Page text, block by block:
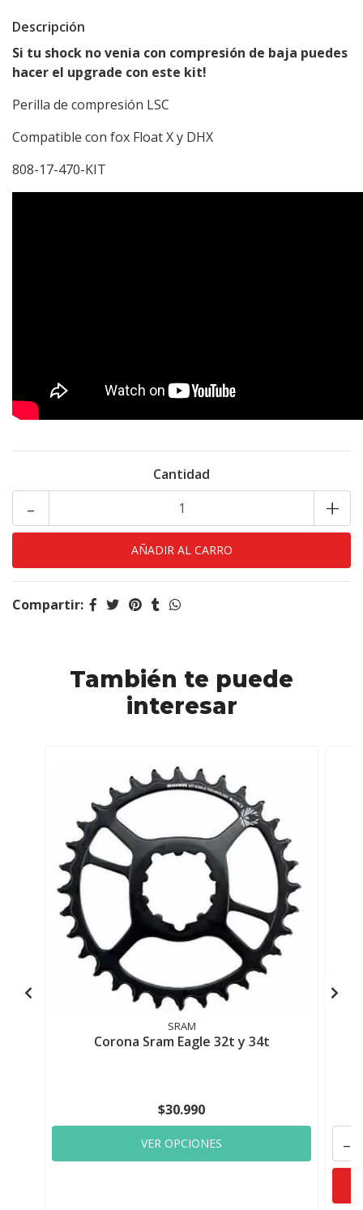
Descripción
Si tu shock no venia con compresión de baja puedes
hacer el upgrade con este kit!
Perilla de compresión LSC
Compatible con fox Float X y DHX
808-17-470-KIT
Cantidad
+
-
Compartir:
También te puede
interesar
SRAM
Corona Sram Eagle 32t y 34t
$30.990
VER OPCIONES -